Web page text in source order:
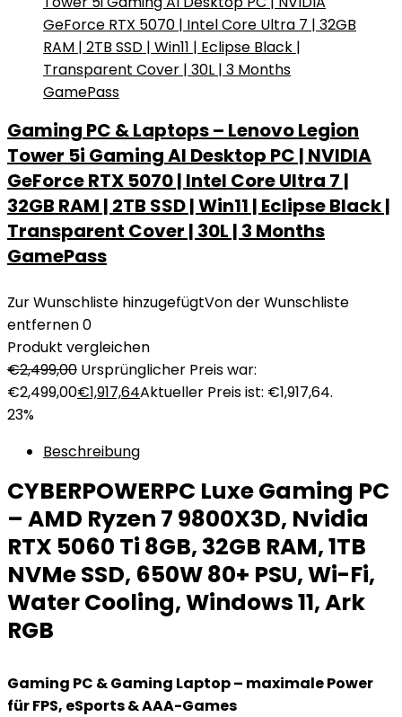
Gaming PC & Laptops – Lenovo Legion
Tower 5i Gaming AI Desktop PC | NVIDIA
GeForce RTX 5070 | Intel Core Ultra 7 |
32GB RAM | 2TB SSD | Win11 | Eclipse Black |
Transparent Cover | 30L | 3 Months
GamePass
Zur Wunschliste hinzugefügtVon der Wunschliste
entfernen0
Produkt vergleichen
€2,499,00 Ursprünglicher Preis war:
€2,499,00€1,917,64Aktueller Preis ist: €1,917,64.
23%
Beschreibung
CYBERPOWERPC Luxe Gaming PC
– AMD Ryzen 7 9800X3D, Nvidia
RTX 5060 Ti 8GB, 32GB RAM, 1TB
NVMe SSD, 650W 80+ PSU, Wi-Fi,
Water Cooling, Windows 11, Ark
RGB
Gaming PC & Gaming Laptop – maximale Power
für FPS, eSports & AAA-Games